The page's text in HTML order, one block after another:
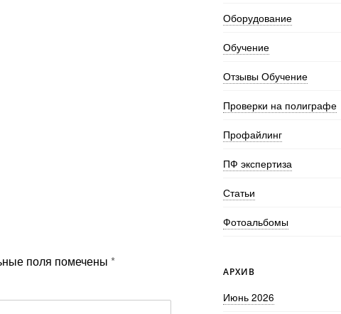
поля помечены *
Оборудование
Обучение
Отзывы Обучение
Проверки на полиграфе
Профайлинг
ПФ экспертиза
Статьи
Фотоальбомы
АРХИВ
Июнь 2026